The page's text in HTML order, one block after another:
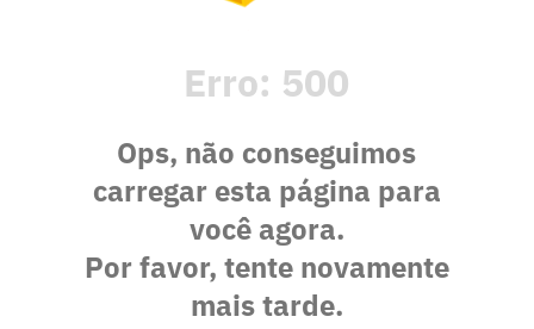
Erro: 500
Ops, não conseguimos
carregar esta página para
você agora.
Por favor, tente novamente
mais tarde.